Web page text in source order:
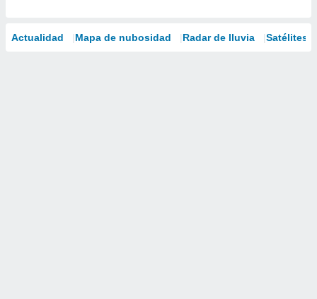
Actualidad Mapa de nubosidad Radar de lluvia Satélites